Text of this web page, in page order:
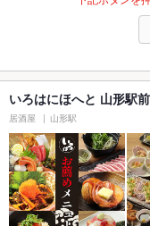
いろはにほへと 山形駅
居酒屋 山形駅